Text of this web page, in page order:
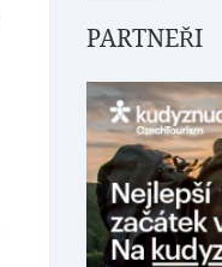
PARTNEŘI